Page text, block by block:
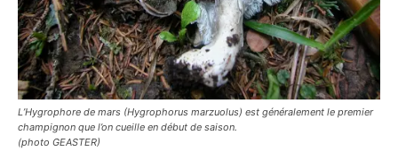
L’Hygrophore de mars (Hygrophorus marzuolus) est généralement le premier
champignon que l’on cueille en début de saison.
(photo GEASTER)